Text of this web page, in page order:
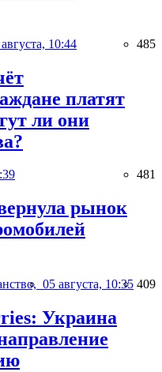
10:44 485
платят
ли они
481
рынок
05 августа, 10:35 409
Украина